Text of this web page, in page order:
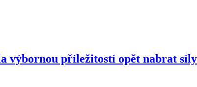
výbornou příležitostí opět nabrat síly